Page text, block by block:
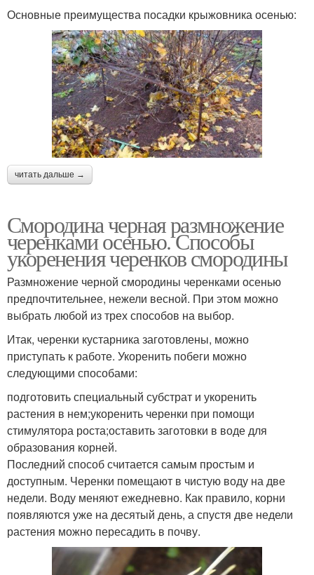
Основные преимущества посадки крыжовника осенью:
читать дальше →
Смородина черная размножение
черенками осенью. Способы
укоренения черенков смородины
Размножение черной смородины черенками осенью
предпочтительнее, нежели весной. При этом можно
выбрать любой из трех способов на выбор.
Итак, черенки кустарника заготовлены, можно
приступать к работе. Укоренить побеги можно
следующими способами:
подготовить специальный субстрат и укоренить
растения в нем;укоренить черенки при помощи
стимулятора роста;оставить заготовки в воде для
образования корней.
Последний способ считается самым простым и
доступным. Черенки помещают в чистую воду на две
недели. Воду меняют ежедневно. Как правило, корни
появляются уже на десятый день, а спустя две недели
растения можно пересадить в почву.